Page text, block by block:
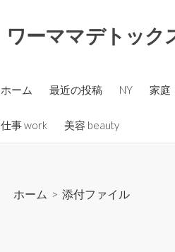
ワーママデトック
ホーム 最近の投稿 NY 家庭
仕事 work 美容 beauty
ホーム > 添付ファイル